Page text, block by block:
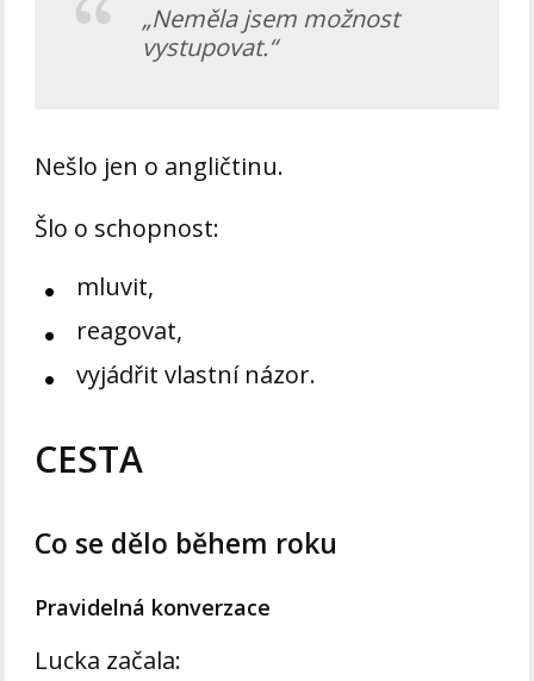
„Neměla jsem možnost
vystupovat.“
Nešlo jen o angličtinu.
Šlo o schopnost:
mluvit,
reagovat,
vyjádřit vlastní názor.
CESTA
Co se dělo během roku
Pravidelná konverzace
Lucka začala: